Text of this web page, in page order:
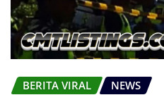
BERITA VIRAL NEWS